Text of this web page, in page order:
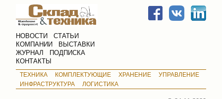
НОВОСТИ
СТАТЬИ
КОМПАНИИ
ВЫСТАВКИ
ЖУРНАЛ
ПОДПИСКА
КОНТАКТЫ
ТЕХНИКА КОМПЛЕКТУЮЩИЕ ХРАНЕНИЕ
УПРАВЛЕНИЕ
ИНФРАСТРУКТУРА
ЛОГИСТИКА